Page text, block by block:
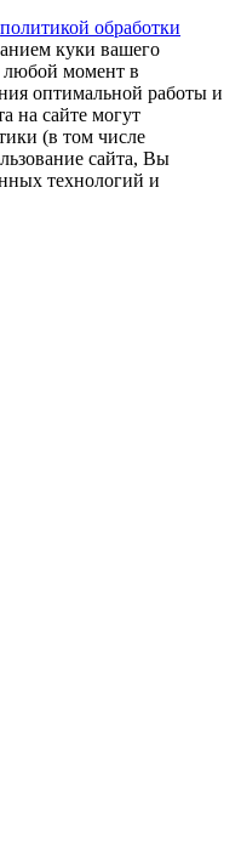
политикой обработки
куки вашего
любой момент в
оптимальной работы и
на сайте могут
(в том числе
сайта, Вы
технологий и